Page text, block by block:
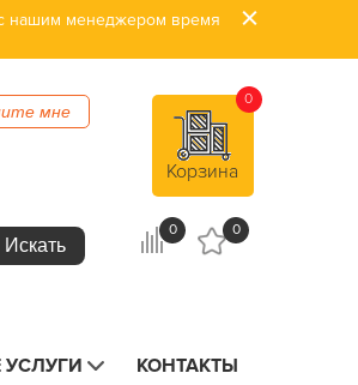
нашим менеджером время
мне
Корзина
0
0 0
КОНТАКТЫ